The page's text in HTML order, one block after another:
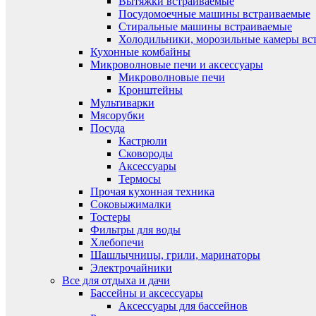
Посудомоечные машины встраиваемые
Стиральные машины встраиваемые
Холодильники, морозильные камеры
Кухонные комбайны
Микроволновые печи и аксессуары
Микроволновые печи
Кронштейны
Мультиварки
Мясорубки
Посуда
Кастрюли
Сковороды
Аксессуары
Термосы
Прочая кухонная техника
Соковыжималки
Тостеры
Фильтры для воды
Хлебопечи
Шашлычницы, грили, маринаторы
Электрочайники
Все для отдыха и дачи
Бассейны и аксессуары
Аксессуары для бассейнов